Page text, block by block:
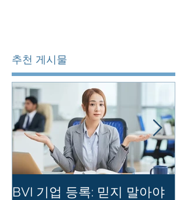
추천 게시물
BVI 기업 등록: 믿지 말아야